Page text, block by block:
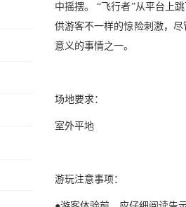
中摇摆。 “飞行者”从平台上
供游客不一样的惊险刺激，
意义的事情之一。
场地要求：
室外平地
游玩注意事项：